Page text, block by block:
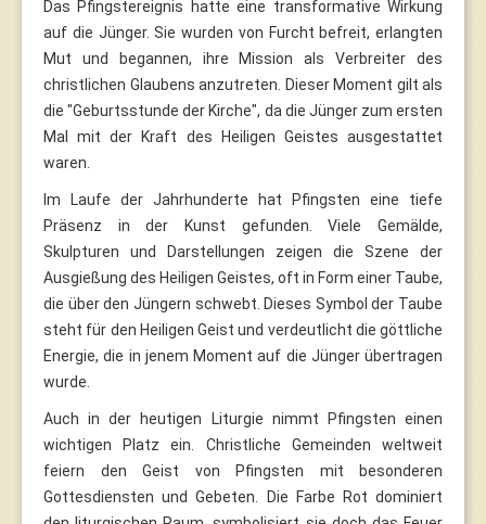
Das Pfingstereignis hatte eine transformative Wirkung
auf die Jünger. Sie wurden von Furcht befreit, erlangten
Mut und begannen, ihre Mission als Verbreiter des
christlichen Glaubens anzutreten. Dieser Moment gilt als
die "Geburtsstunde der Kirche", da die Jünger zum ersten
Mal mit der Kraft des Heiligen Geistes ausgestattet
waren.
Im Laufe der Jahrhunderte hat Pfingsten eine tiefe
Präsenz in der Kunst gefunden. Viele Gemälde,
Skulpturen und Darstellungen zeigen die Szene der
Ausgießung des Heiligen Geistes, oft in Form einer Taube,
die über den Jüngern schwebt. Dieses Symbol der Taube
steht für den Heiligen Geist und verdeutlicht die göttliche
Energie, die in jenem Moment auf die Jünger übertragen
wurde.
Auch in der heutigen Liturgie nimmt Pfingsten einen
wichtigen Platz ein. Christliche Gemeinden weltweit
feiern den Geist von Pfingsten mit besonderen
Gottesdiensten und Gebeten. Die Farbe Rot dominiert